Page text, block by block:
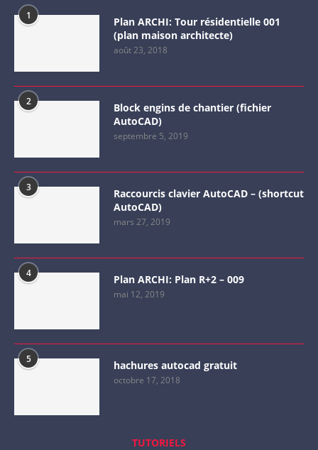
1
Plan ARCHI: Tour résidentielle 001
(plan maison architecte)
août 23, 2018
2
Block engins de chantier (fichier
AutoCAD)
septembre 5, 2019
3
Raccourcis clavier AutoCAD – (shortcut
AutoCAD)
mars 27, 2019
4 Plan ARCHI: Plan R+2 – 009
mai 12, 2019
5 hachures autocad gratuit
octobre 17, 2018
TUTORIELS